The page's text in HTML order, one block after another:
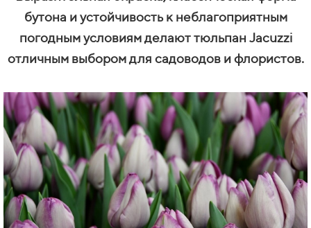
бутона и устойчивость к неблагоприятным
погодным условиям делают тюльпан Jacuzzi
отличным выбором для садоводов и флористов.